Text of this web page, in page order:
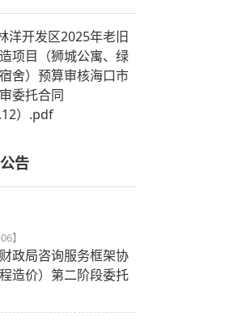
洋开发区2025年老旧
项目（狮城公寓、绿
舍）预算审核海口市
委托合同
）.pdf
告
】
政局咨询服务框架协
造价）第二阶段委托